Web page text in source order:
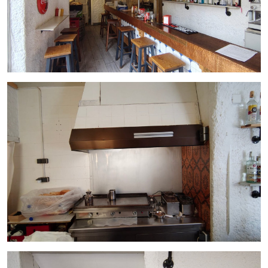
Alto tránsito peatonal diario
Comercio de proximidad de referencia
Restauración consolidada
Alta densidad residencial
Público familiar y cliente recurrente
Se trata de una ubicación estratégica con fuerte identidad
de barrio, donde la actividad comercial se mantiene activa
durante toda la semana, favoreciendo la estabilidad en la
facturación.
Transporte público cercano
MetroEstación de El Clot(L1 y L2)
Cercanías El Clot-Aragó
Diversas líneas de autobús urbano